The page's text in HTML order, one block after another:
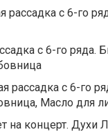
рассадка с 6-го
с 6-го ряда.
рассадка с 6-го
Масло для
на концерт. Духи